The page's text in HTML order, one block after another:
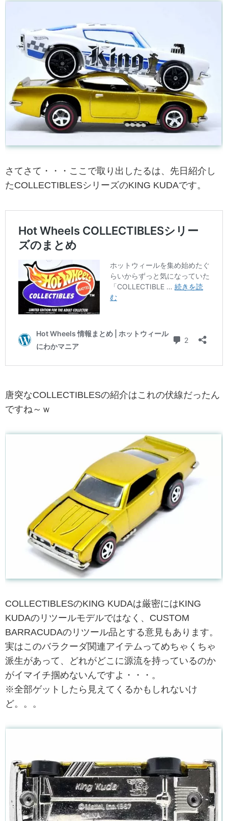
さてさて・・・ここで取り出したるは、先日紹介し
たCOLLECTIBLESシリーズのKING KUDAです。
唐突なCOLLECTIBLESの紹介はこれの伏線だったん
ですね～ｗ
COLLECTIBLESのKING KUDAは厳密にはKING
KUDAのリツールモデルではなく、CUSTOM
BARRACUDAのリツール品とする意見もあります。
実はこのバラクーダ関連アイテムってめちゃくちゃ
派生があって、どれがどこに源流を持っているのか
がイマイチ掴めないんですよ・・・。
※全部ゲットしたら見えてくるかもしれないけ
ど。。。